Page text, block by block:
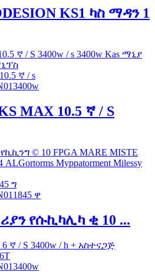
KS1 ካስ ማዳን 1
10.5 ኛ / s
3400w
MAX 10.5 ኛ / S
45 ግ
1845 ዋ
የሱኪካሊካ ቂ 10 ...
6T
3400w